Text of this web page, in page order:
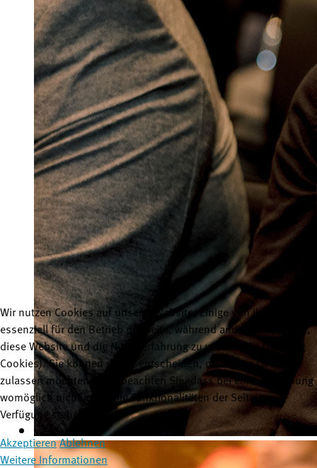
Wir nutzen Cookies auf unserer Website. Einige von ihnen sind
essenziell für den Betrieb der Seite, während andere uns helfen,
diese Website und die Nutzererfahrung zu verbessern (Tracking
Cookies). Sie können selbst entscheiden, ob Sie die Cookies
zulassen möchten. Bitte beachten Sie, dass bei einer Ablehnung
womöglich nicht mehr alle Funktionalitäten der Seite zur
Verfügung stehen.
AkzeptierenAblehnen
Weitere Informationen